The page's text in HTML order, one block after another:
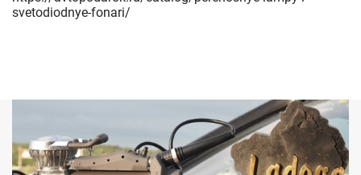
svetodiodnye-fonari/